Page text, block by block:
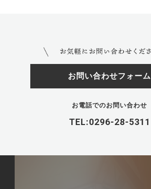
お問い合わせフォーム
お電話でのお問い合わせ
TEL:0296-28-5311